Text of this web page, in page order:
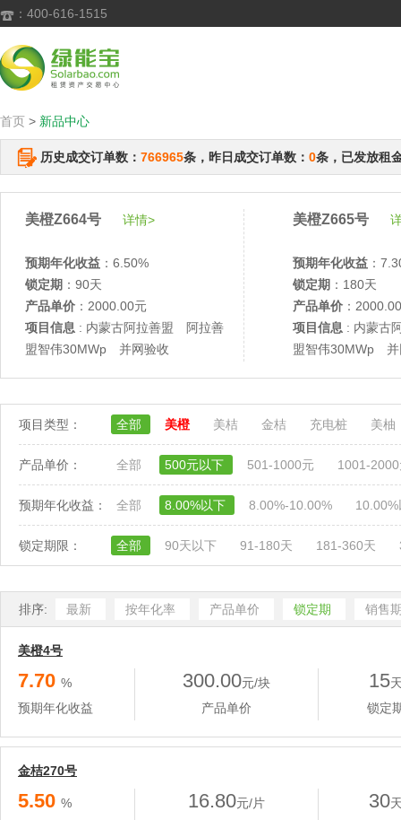
 ：400-616-1515
首页 > 新品中心
历史成交订单数： 766965条，昨日成交订单数： 0条，已发放租
美橙Z664号 详情>
预期年化收益 ：6.50%
锁定期 ：90天
产品单价 ：2000.00元
项目信息 : 内蒙古阿拉善盟 阿拉善
盟智伟30MWp 并网验收
美橙Z665号
预期年化收益 ：
锁定期 ：180天
产品单价 ：
项目信息 : 内蒙古
盟智伟30MWp 并
项目类型： 全部 美橙 美桔 金桔 充电桩 美柚
产品单价： 全部 500元以下 501-1000元 1001-
预期年化收益： 全部 8.00%以下 8.00%-10.00%
锁定期限： 全部 90天以下 91-180天 181-360天
排序: 最新 按年化率 产品单价 锁定期 销售
美橙4号
7.70 %
预期年化收益
300.00元/块
产品单价
15
锁定
金桔270号
5.50 %
16.80元/片
30